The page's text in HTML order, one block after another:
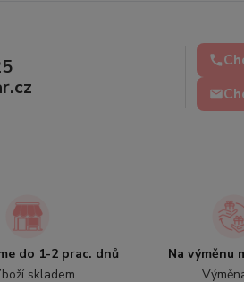
do 1-2 prac. dnů
skladem
Na výměnu